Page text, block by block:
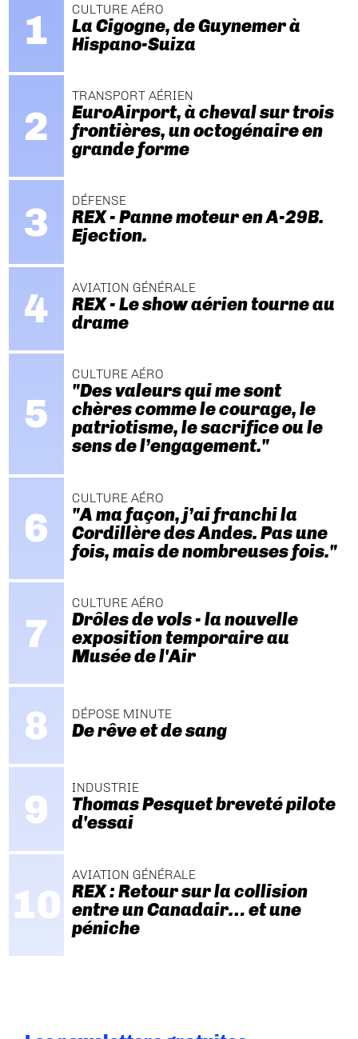
CULTURE AÉRO
La Cigogne, de Guynemer à
Hispano-Suiza
TRANSPORT AÉRIEN
EuroAirport, à cheval sur trois
frontières, un octogénaire en
grande forme
DÉFENSE
REX - Panne moteur en A-29B.
Ejection.
AVIATION GÉNÉRALE
REX - Le show aérien tourne au
drame
CULTURE AÉRO
"Des valeurs qui me sont
chères comme le courage, le
patriotisme, le sacrifice ou le
sens de l’engagement."
CULTURE AÉRO
"A ma façon, j’ai franchi la
Cordillère des Andes. Pas une
fois, mais de nombreuses fois."
CULTURE AÉRO
Drôles de vols - la nouvelle
exposition temporaire au
Musée de l'Air
DÉPOSE MINUTE
De rêve et de sang
INDUSTRIE
Thomas Pesquet breveté pilote
d'essai
AVIATION GÉNÉRALE
REX : Retour sur la collision
entre un Canadair… et une
péniche